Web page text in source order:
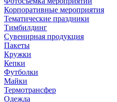
Корпоративные мероприятия
Тематические праздники
Тимбилдинг
Сувенирная продукция
Пакеты
Кружки
Кепки
Футболки
Майки
Термотрансфер
Одежда